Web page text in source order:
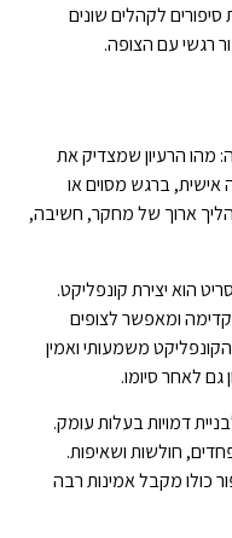
סיפורים לקהלים שונים
רגשי עם הצופה.
מהו הרעיון שמצדיק את
אישית, ברגש מסוים או
ארוך של מחקר, חשיבה,
הוא יצירת קונפליקט.
ומאפשר לצופים
משמעותי ואמין
גם לאחר סיומו.
דמויות בעלות עומק.
חולשות ושאיפות.
כולו מקבל אמינות רבה